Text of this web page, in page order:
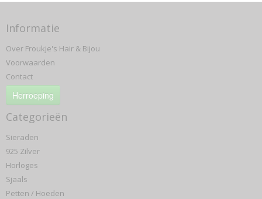
Informatie
Over Froukje's Hair & Bijou
Voorwaarden
Contact
Herroeping
Categorieën
Sieraden
925 Zilver
Horloges
Sjaals
Petten / Hoeden